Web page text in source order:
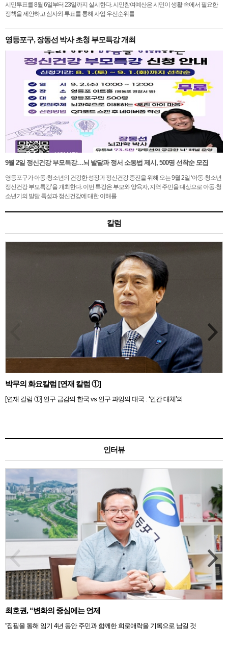
시민투표를 8월 6일부터 23일까지 실시한다. 시민참여예산은 시민이 생활 속에서 필요한
정책을 제안하고 심사와 투표를 통해 사업 우선순위를
영등포구, 장동선 박사 초청 부모특강 개최
9월 2일 정신건강 부모특강…뇌 발달과 정서 소통법 제시, 500명 선착순 모집
영등포구가 아동·청소년의 건강한 성장과 정신건강 증진을 위해 오는 9월 2일 ‘아동·청소년
정신건강 부모특강’을 개최한다. 이번 특강은 부모와 양육자, 지역 주민을 대상으로 아동·청
소년기의 발달 특성과 정신건강에 대한 이해를
칼럼
박무의 화요칼럼 [연재 칼럼 ①]
[연재 칼럼 ①] 인구 급감의 한국 vs 인구 과잉의 대국 : ‘인간 대체’의
인터뷰
최호권, “변화의 중심에는 언제
“집필을 통해 임기 4년 동안 주민과 함께한 희로애락을 기록으로 남길 것